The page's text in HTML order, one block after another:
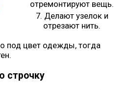
отремонтируют вещь.
7. Делают узелок и
отрезают нить.
под цвет одежды, тогда
строчку